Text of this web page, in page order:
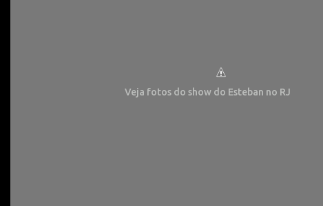
Veja fotos do show do Esteban no RJ